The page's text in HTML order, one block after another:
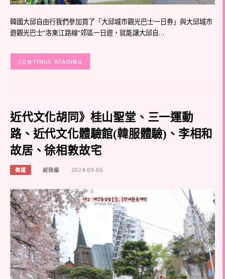
韓國大邱自由行我們參加買了「大邱城市觀光巴士一日券」與大邱城市
遊觀光巴士”洛東江路線”郊區一日遊，就能讓大邱自…
CONTINUE READING
近代文化胡同》桂山聖堂、三一運動
路、近代文化體驗館(韓服體驗)、李相和
故居、徐相敦故宅
韓國 緹雅編 2024-09-06